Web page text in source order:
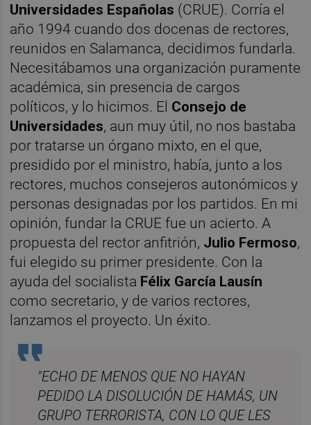
Universidades Españolas (CRUE). Corría el
año 1994 cuando dos docenas de rectores,
reunidos en Salamanca, decidimos fundarla.
Necesitábamos una organización puramente
académica, sin presencia de cargos
políticos, y lo hicimos. El Consejo de
Universidades, aun muy útil, no nos bastaba
por tratarse un órgano mixto, en el que,
presidido por el ministro, había, junto a los
rectores, muchos consejeros autonómicos y
personas designadas por los partidos. En mi
opinión, fundar la CRUE fue un acierto. A
propuesta del rector anfitrión, Julio Fermoso,
fui elegido su primer presidente. Con la
ayuda del socialista Félix García Lausín
como secretario, y de varios rectores,
lanzamos el proyecto. Un éxito.
"ECHO DE MENOS QUE NO HAYAN
PEDIDO LA DISOLUCIÓN DE HAMÁS, UN
GRUPO TERRORISTA, CON LO QUE LES